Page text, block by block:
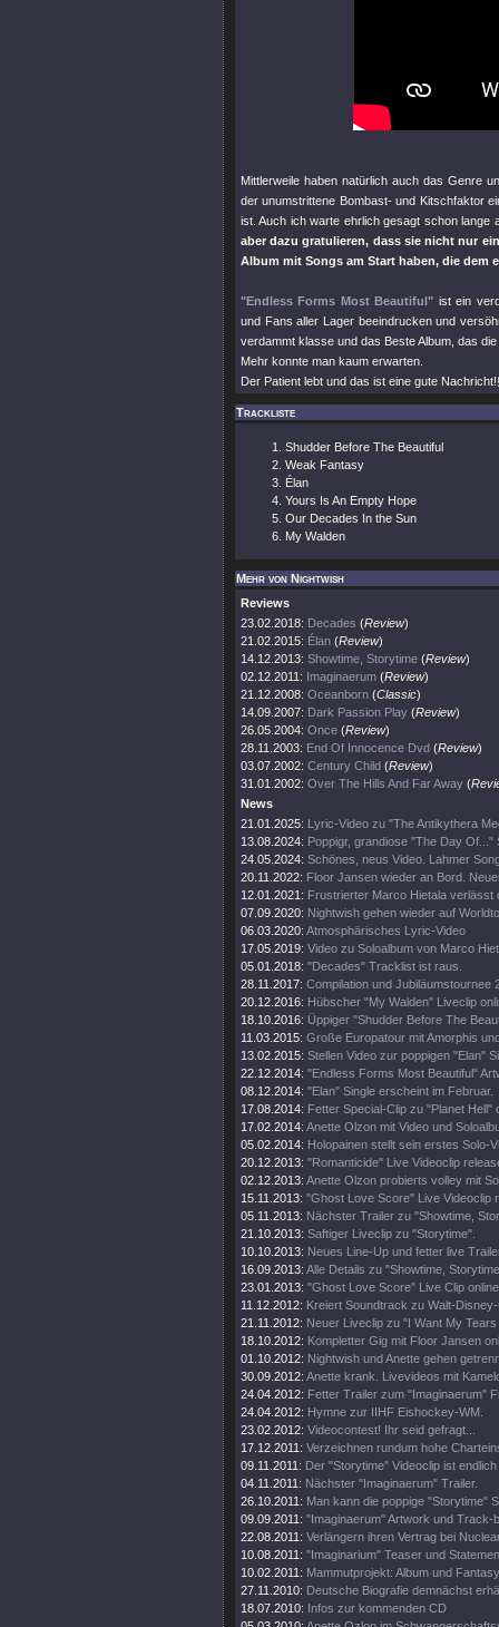
Mittlerweile haben natürlich auch das Genre
der unumstrittene Bombast- und Kitschfaktor
ist. Auch ich warte ehrlich gesagt schon lange
aber dazu gratulieren, dass sie nicht nur
Album mit Songs am Start haben, die dem
"Endless Forms Most Beautiful" ist ein
und Fans aller Lager beeindrucken und
verdammt klasse und das Beste Album, das
Mehr konnte man kaum erwarten.
Der Patient lebt und das ist eine gute
Trackliste
Shudder Before The Beautiful
Weak Fantasy
Élan
Yours Is An Empty Hope
Our Decades In the Sun
My Walden
Mehr von Nightwish
Reviews
23.02.2018: Decades (Review)
21.02.2015: Élan (Review)
14.12.2013: Showtime, Storytime (Review)
02.12.2011: Imaginaerum (Review)
21.12.2008: Oceanborn (Classic)
14.09.2007: Dark Passion Play (Review)
26.05.2004: Once (Review)
28.11.2003: End Of Innocence Dvd (Review)
03.07.2002: Century Child (Review)
31.01.2002: Over The Hills And Far Away (
News
21.01.2025: Lyric-Video zu "The Antikythera
13.08.2024: Poppigr, grandiose "The Day Of..."
24.05.2024: Schönes, neus Video. Lahmer
20.11.2022: Floor Jansen wieder an Bord.
12.01.2021: Frustrierter Marco Hietala verlässt
07.09.2020: Nightwish gehen wieder auf
06.03.2020: Atmosphärisches Lyric-Video
17.05.2019: Video zu Soloalbum von Marco
05.01.2018: "Decades" Tracklist ist raus.
28.11.2017: Compilation und Jubiläumstournee
20.12.2016: Hübscher "My Walden" Liveclip
18.10.2016: Üppiger "Shudder Before The
11.03.2015: Große Europatour mit Amorphis
13.02.2015: Stellen Video zur poppigen "Elan"
22.12.2014: "Endless Forms Most Beautiful"
08.12.2014: "Elan" Single erscheint im Februar.
17.08.2014: Fetter Special-Clip zu "Planet Hell"
17.02.2014: Anette Olzon mit Video und
05.02.2014: Holopainen stellt sein erstes Solo-
20.12.2013: "Romanticide" Live Videoclip
02.12.2013: Anette Olzon probierts volley mit
15.11.2013: "Ghost Love Score" Live Videoclip
05.11.2013: Nächster Trailer zu "Showtime,
21.10.2013: Saftiger Liveclip zu "Storytime".
10.10.2013: Neues Line-Up und fetter live
16.09.2013: Alle Details zu "Showtime,
23.01.2013: "Ghost Love Score" Live Clip
11.12.2012: Kreiert Soundtrack zu Walt-
21.11.2012: Neuer Liveclip zu "I Want My
18.10.2012: Kompletter Gig mit Floor Jansen
01.10.2012: Nightwish und Anette gehen
30.09.2012: Anette krank. Livevideos mit
24.04.2012: Fetter Trailer zum "Imaginaerum"
24.04.2012: Hymne zur IIHF Eishockey-WM.
23.02.2012: Videocontest! Ihr seid gefragt...
17.12.2011: Verzeichnen rundum hohe
09.11.2011: Der "Storytime" Videoclip ist endlich
04.11.2011: Nächster "Imaginaerum" Trailer.
26.10.2011: Man kann die poppige "Storytime"
09.09.2011: "Imaginaerum" Artwork und Track-
22.08.2011: Verlängern ihren Vertrag bei
10.08.2011: "Imaginarium" Teaser und
10.02.2011: Mammutprojekt: Album und
27.11.2010: Deutsche Biografie demnächst
18.07.2010: Infos zur kommenden CD